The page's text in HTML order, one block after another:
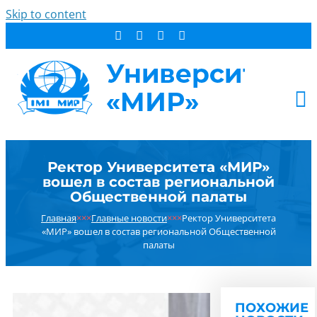
Skip to content
СТУДЕНТУ
ДОПОБРАЗОВАНИЕ
ОБ УНИВЕРСИТЕТЕ
НОВОСТИ
РЕЗУЛЬТАТ ПОИСКА:
Ректор Университета «МИР»
вошел в состав региональной
Общественной палаты
Главная×××Главные новости×××Ректор Университета
«МИР» вошел в состав региональной Общественной
палаты
ПОХОЖИЕ